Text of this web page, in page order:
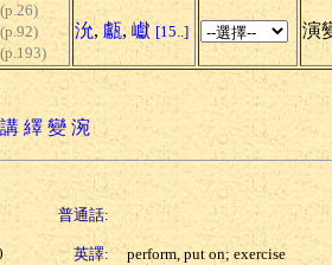
(p.26)
(p.92)
(p.193)
沇, 甗, 巘 [15..] 演
講 繹 變 涴
普通話:
英譯: perform, put on; exercise